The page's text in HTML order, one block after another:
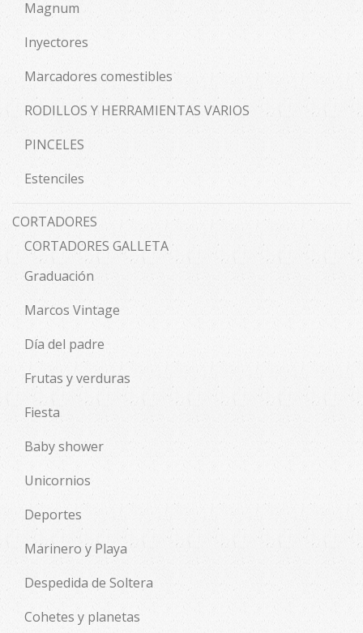
Magnum
Inyectores
Marcadores comestibles
RODILLOS Y HERRAMIENTAS VARIOS
PINCELES
Estenciles
CORTADORES
CORTADORES GALLETA
Graduación
Marcos Vintage
Día del padre
Frutas y verduras
Fiesta
Baby shower
Unicornios
Deportes
Marinero y Playa
Despedida de Soltera
Cohetes y planetas